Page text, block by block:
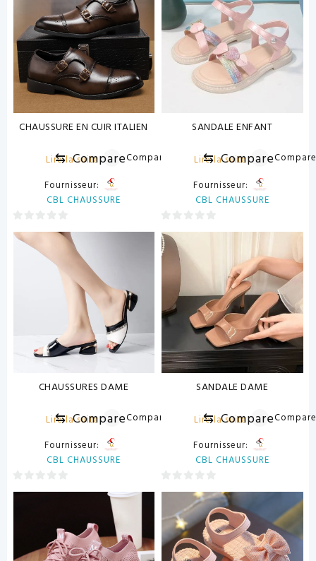
CHAUSSURE EN CUIR ITALIEN
Lire la suite
⇆ CompareCompare
Fournisseur:
CBL CHAUSSURE
0
sur
SANDALE ENFANT
Lire la suite
⇆ Compare
Fournisseur:
CBL CHAUSSURE
0
sur
5
CHAUSSURES DAME
Lire la suite
⇆ CompareCompare
Fournisseur:
CBL CHAUSSURE
0
SANDALE DAME
Lire la suite
⇆ Compare
Fournisseur:
CBL CHAUSSURE
0
5